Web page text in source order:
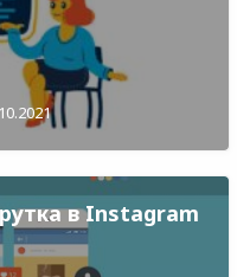
в Instagram